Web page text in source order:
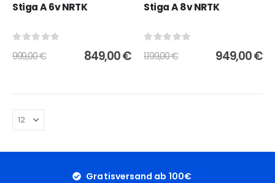
Stiga A 6v NRTK
999,00€ 849,00€
Stiga A 8v NRTK
1.199,00€ 949,00€
Gratisversand ab 100€